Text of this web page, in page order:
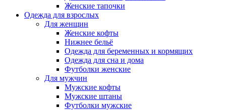
Женские тапочки
Одежда для взрослых
Для женщин
Женские кофты
Нижнее бельё
Одежда для беременных и кормящих
Одежда для сна и дома
Футболки женские
Для мужчин
Мужские кофты
Мужские штаны
Футболки мужские